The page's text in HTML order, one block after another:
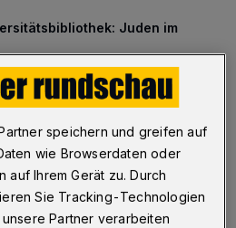
Juden im
Legenden"
Trainer, Journalisten
Fußball in Deutschland
Pioniere des deutschen
ihre Karrieren von den
und gerieten in
speichern und greifen auf
wie Browserdaten oder
auf Ihrem Gerät zu. Durch
Sie Tracking-Technologien
Partner verarbeiten